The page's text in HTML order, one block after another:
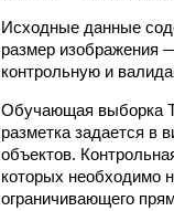
Исходные данные
размер изображения
контрольную и
Обучающая выборка
разметка задается в
объектов.
которых необходимо
ограничивающего